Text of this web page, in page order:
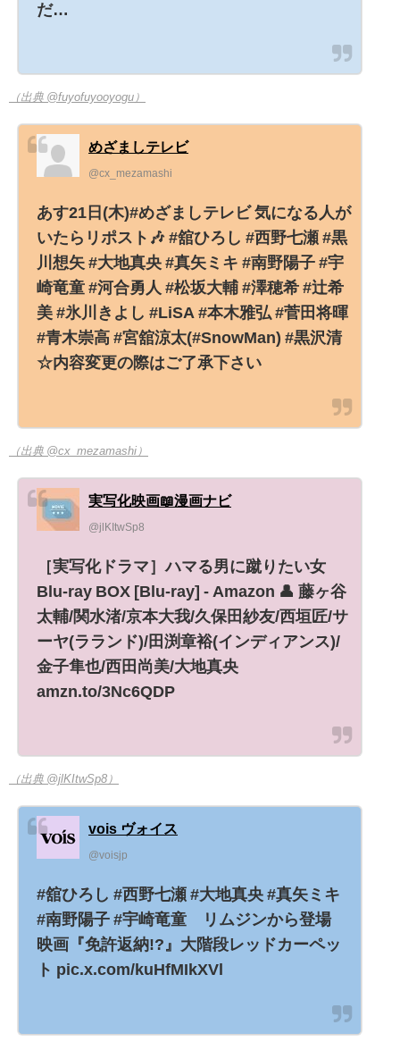
だ…
（出典 @fuyofuyooyogu）
めざましテレビ
@cx_mezamashi
あす21日(木)#めざましテレビ 気になる人が
いたらリポスト🎶 #舘ひろし #西野七瀬 #黒
川想矢 #大地真央 #真矢ミキ #南野陽子 #宇
崎竜童 #河合勇人 #松坂大輔 #澤穂希 #辻󠄀希
美 #氷川きよし #LiSA #本木雅弘 #菅田将暉
#青木崇高 #宮舘涼太(#SnowMan) #黒沢清
☆内容変更の際はご了承下さい
（出典 @cx_mezamashi）
実写化映画📖漫画ナビ
@jlKItwSp8
［実写化ドラマ］ハマる男に蹴りたい女
Blu-ray BOX [Blu-ray] - Amazon 👤 藤ヶ谷
太輔/関水渚/京本大我/久保田紗友/西垣匠/サ
ーヤ(ラランド)/田渕章裕(インディアンス)/
金子隼也/西田尚美/大地真央
amzn.to/3Nc6QDP
（出典 @jlKItwSp8）
vois ヴォイス
@voisjp
#舘ひろし #西野七瀬 #大地真央 #真矢ミキ
#南野陽子 #宇崎竜童 リムジンから登場
映画『免許返納!?』大階段レッドカーペッ
ト pic.x.com/kuHfMIkXVl